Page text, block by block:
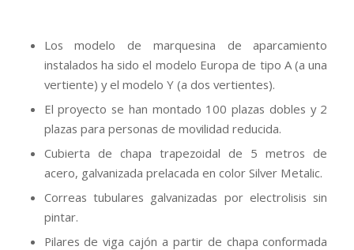
Los modelo de marquesina de aparcamiento
instalados ha sido el modelo Europa de tipo A (a una
vertiente) y el modelo Y (a dos vertientes).
El proyecto se han montado 100 plazas dobles y 2
plazas para personas de movilidad reducida.
Cubierta de chapa trapezoidal de 5 metros de
acero, galvanizada prelacada en color Silver Metalic.
Correas tubulares galvanizadas por electrolisis sin
pintar.
Pilares de viga cajón a partir de chapa conformada